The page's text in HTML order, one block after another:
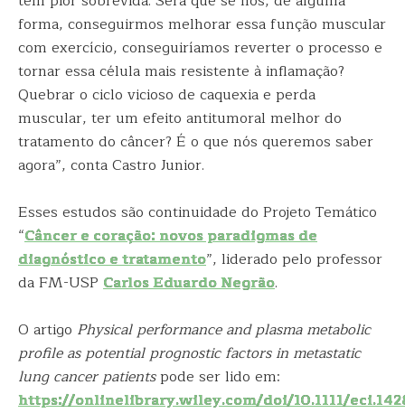
forma, conseguirmos melhorar essa função muscular
com exercício, conseguiríamos reverter o processo e
tornar essa célula mais resistente à inflamação?
Quebrar o ciclo vicioso de caquexia e perda
muscular, ter um efeito antitumoral melhor do
tratamento do câncer? É o que nós queremos saber
agora”, conta Castro Junior.
Esses estudos são continuidade do Projeto Temático
“Câncer e coração: novos paradigmas de
diagnóstico e tratamento”, liderado pelo professor
da FM-USP Carlos Eduardo Negrão.
O artigo Physical performance and plasma metabolic
profile as potential prognostic factors in metastatic
lung cancer patientspode ser lido em:
https://onlinelibrary.wiley.com/doi/10.1111/